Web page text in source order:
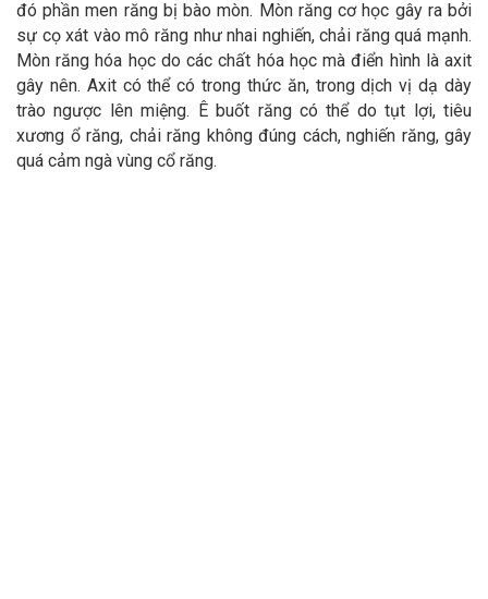
đó phần men răng bị bào mòn. Mòn răng cơ học gây ra bởi
sự cọ xát vào mô răng như nhai nghiến, chải răng quá mạnh.
Mòn răng hóa học do các chất hóa học mà điển hình là axit
gây nên. Axit có thể có trong thức ăn, trong dịch vị dạ dày
trào ngược lên miệng. Ê buốt răng có thể do tụt lợi, tiêu
xương ổ răng, chải răng không đúng cách, nghiến răng, gây
quá cảm ngà vùng cổ răng.